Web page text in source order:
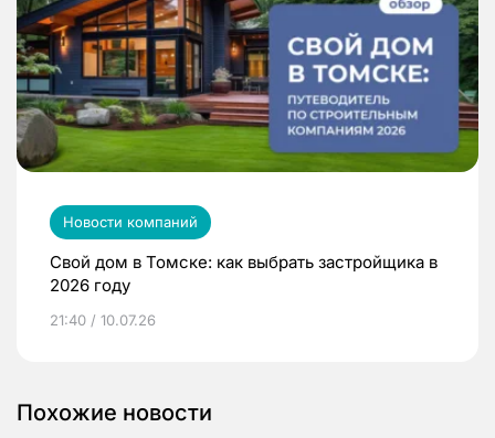
Новости компаний
Свой дом в Томске: как выбрать застройщика в
2026 году
21:40 / 10.07.26
Похожие новости